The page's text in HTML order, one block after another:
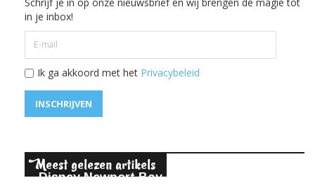
in je inbox!
Ik ga akkoord met het Privacybeleid
INSCHRIJVEN
Meest gelezen artikels
Disney Newport Bay Club ****